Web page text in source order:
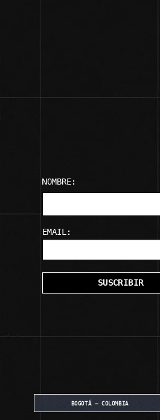
NOMBRE:
EMAIL:
BOGOTÁ - COLOMBIA